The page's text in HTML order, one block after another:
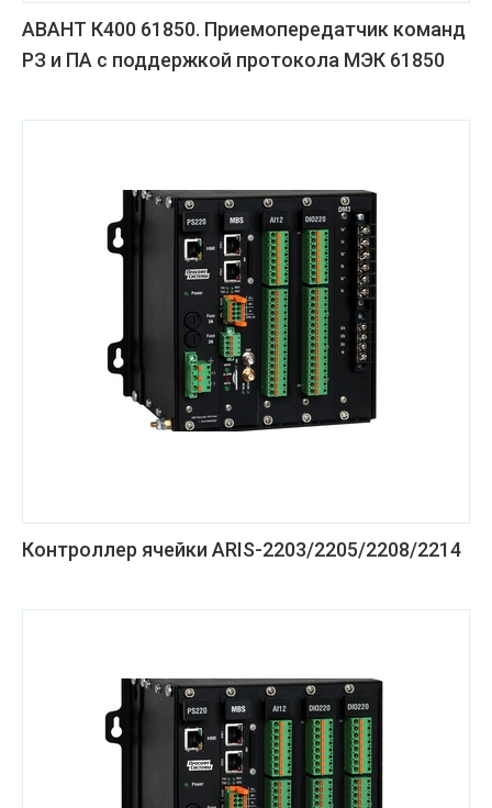
АВАНТ К400 61850. Приемопередатчик команд
РЗ и ПА с поддержкой протокола МЭК 61850
Контроллер ячейки ARIS-2203/2205/2208/2214